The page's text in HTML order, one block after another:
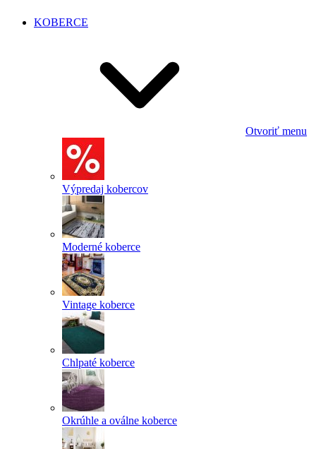
KOBERCE
Otvoriť menu
Výpredaj kobercov
Moderné koberce
Vintage koberce
Chlpaté koberce
Okrúhle a oválne koberce